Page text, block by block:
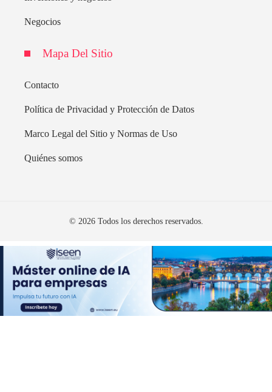
Negocios
Mapa Del Sitio
Contacto
Política de Privacidad y Protección de Datos
Marco Legal del Sitio y Normas de Uso
Quiénes somos
© 2026 Todos los derechos reservados.